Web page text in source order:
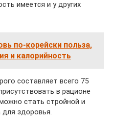
имеется и у других
по-корейски польза,
и калорийность
составляет всего 75
в рационе
стать стройной и
для здоровья.